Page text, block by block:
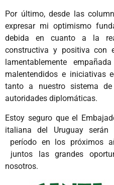
Por último, desde las
expresar mi optimismo
debida en cuanto a la
constructiva y positiva con
lamentablemente
malentendidos e iniciativas
tanto a nuestro sistema
autoridades diplomáticas.
Estoy seguro que el
italiana del Uruguay
período en los próximos
juntos las grandes
nosotros.